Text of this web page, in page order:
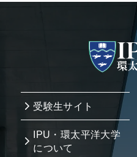
受験生サイト
IPU・環太平洋大学
について